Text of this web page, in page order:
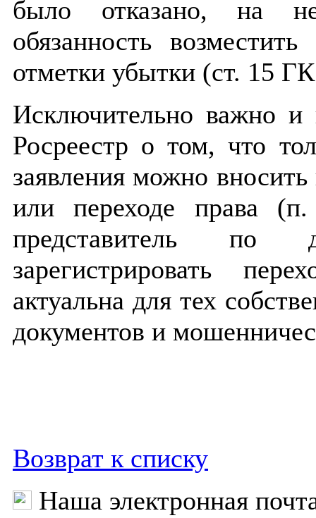
было отказано, на
обязанность
отметки убытки (ст. 15
Исключительно важно и
Росреестр о том, что
заявления можно
или переходе права
представитель по
зарегистрировать
актуальна для тех
документов и
Возврат к списку
Наша электронная